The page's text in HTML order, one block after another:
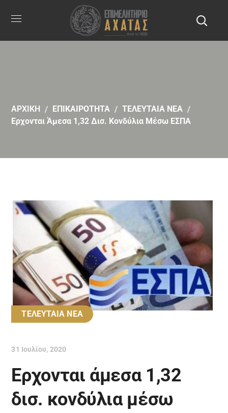
ΑΡΧΙΚΗ ΕΠΙΚΑΙΡΟΤΗΤΑ
ΤΕΛΕΥΤΑΙΑ ΝΕΑ
Ερχονται Άμεσα 1,32 Δισ. Κονδύλια Μέσω ΕΣΠΑ
ΤΕΛΕΥΤΑΙΑ ΝΕΑ
31 Ιουλίου, 2020
Ερχονται άμεσα 1,32
δισ. κονδύλια μέσω